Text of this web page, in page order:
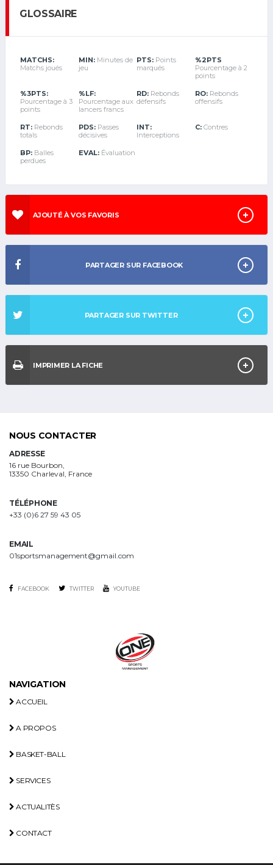
GLOSSAIRE
MATCHS:
Matchs joués
MIN:Minutes de
jeu
PTS: Points
marqués
%2PTS
Pourcentage à 2
points
%3PTS:
Pourcentage à 3
points
%LF:
Pourcentage aux
lancers francs
RD: Rebonds
défensifs
RO:Rebonds
offensifs
RT: Rebonds
totals
PDS:Passes
décisives
INT:
Interceptions
C:Contres
BP: Balles
perdues
EVAL:Évaluation
AJOUTÉ À VOS FAVORIS
PARTAGER SUR FACEBOOK
PARTAGER SUR TWITTER
IMPRIMER LA FICHE
NOUS CONTACTER
ADRESSE
16 rue Bourbon,
13350 Charleval, France
TÉLÉPHONE
+33 (0)6 27 59 43 05
EMAIL
01sportsmanagement@gmail.com
FACEBOOK TWITTER YOUTUBE
NAVIGATION
ACCUEIL
A PROPOS
BASKET-BALL
SERVICES
ACTUALITÈS
CONTACT